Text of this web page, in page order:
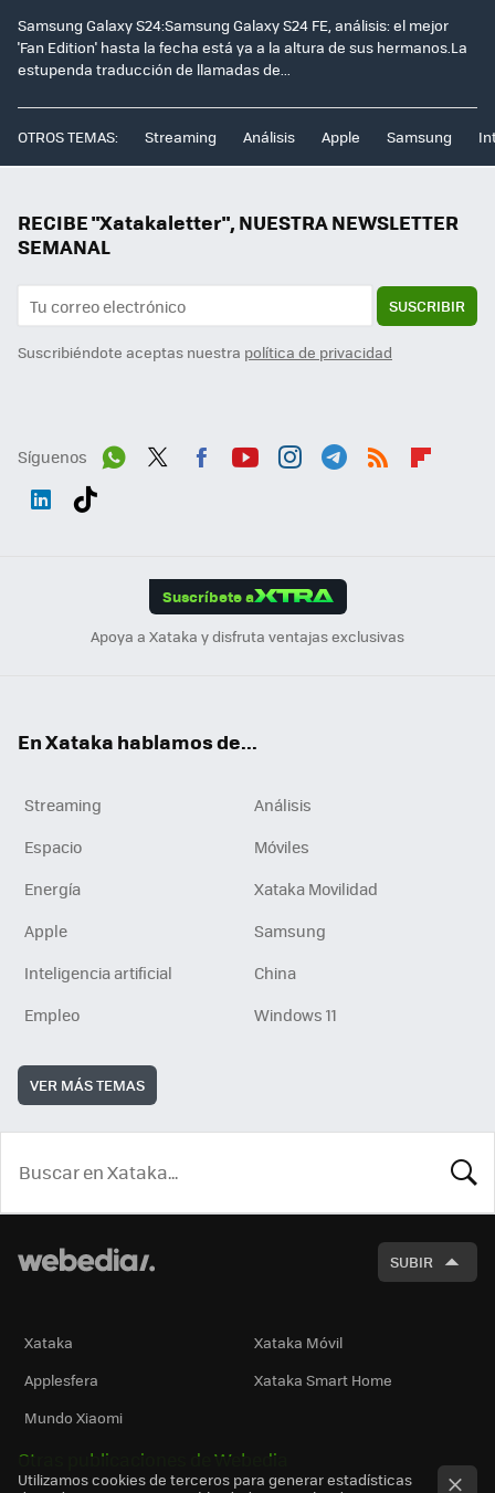
Samsung Galaxy S24:Samsung Galaxy S24 FE, análisis: el mejor
'Fan Edition' hasta la fecha está ya a la altura de sus hermanos.La
estupenda traducción de llamadas de...
OTROS TEMAS: Streaming Análisis Apple Samsung
RECIBE "Xatakaletter", NUESTRA NEWSLETTER
SEMANAL
SUSCRIBIR
Suscribiéndote aceptas nuestra política de privacidad
Síguenos
Suscríbete a
Apoya a Xataka y disfruta ventajas exclusivas
En Xataka hablamos de...
Streaming
Análisis
Espacio
Móviles
Energía
Xataka Movilidad
Apple
Samsung
Inteligencia artificial
China
Empleo
Windows 11
VER MÁS TEMAS
SUBIR
Xataka
Xataka Móvil
Applesfera
Xataka Smart Home
Mundo Xiaomi
Otras publicaciones de Webedia
Utilizamos cookies de terceros para generar estadísticas